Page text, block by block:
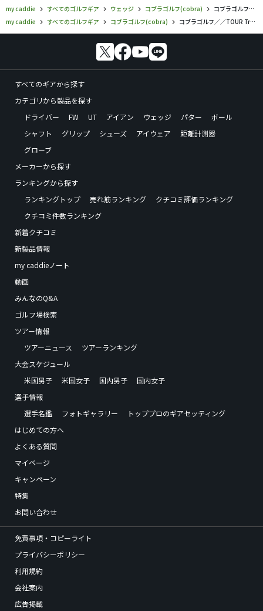
my caddie すべてのゴルフギア ウェッジ コブラゴルフ(cobra)
コブラゴルフ／／TOUR Trustyの口コミ評価
my caddie
すべてのゴルフギア コブラゴルフ(cobra) コブラゴルフ／／TOUR Trustyの口コミ評価
すべてのギアから探す
カテゴリから製品を探す
ドライバー
FW UT アイアン ウェッジ パター
ボール
シャフト
グリップ シューズ アイウェア
距離計測器
グローブ
メーカーから探す
ランキングから探す
ランキングトップ
売れ筋ランキング
クチコミ評価ランキング
クチコミ件数ランキング
新着クチコミ
新製品情報
my caddieノート
動画
みんなのQ&A
ゴルフ場検索
ツアー情報
ツアーニュース
ツアーランキング
大会スケジュール
米国男子
米国女子 国内男子
国内女子
選手情報
選手名鑑
フォトギャラリー
トッププロのギアセッティング
はじめての方へ
よくある質問
マイページ
キャンペーン
特集
お問い合わせ
免責事項・コピーライト
プライバシーポリシー
利用規約
会社案内
広告掲載